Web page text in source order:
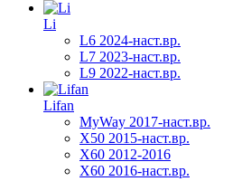
Li
L6 2024-наст.вр.
L7 2023-наст.вр.
L9 2022-наст.вр.
Lifan
MyWay 2017-наст.вр.
X50 2015-наст.вр.
X60 2012-2016
X60 2016-наст.вр.